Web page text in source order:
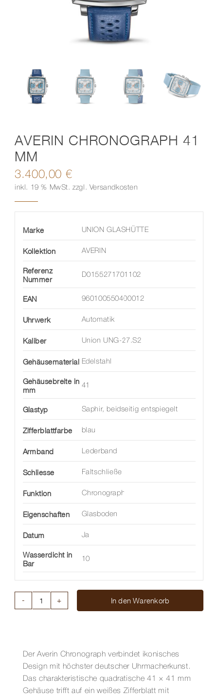
AVERIN CHRONOGRAPH 41
MM
3.400,00 €
inkl. 19 % MwSt. zzgl. Versandkosten
Marke UNION GLASHÜTTE
Kollektion AVERIN
Referenz
Nummer
D0155271701102
EAN 960100550400012
Uhrwerk Automatik
Kaliber Union UNG-27.S2
Gehäusematerial Edelstahl
Gehäusebreite in
mm
41
Glastyp Saphir, beidseitig entspiegelt
Zifferblattfarbe blau
Armband Lederband
Schliesse Faltschließe
Funktion Chronograph
Eigenschaften Glasboden
Datum Ja
Wasserdicht in
Bar
10
Menge
In den Warenkorb
Der Averin Chronograph verbindet ikonisches
Design mit höchster deutscher Uhrmacherkunst.
Das charakteristische quadratische 41 × 41 mm
Gehäuse trifft auf ein weißes Zifferblatt mit